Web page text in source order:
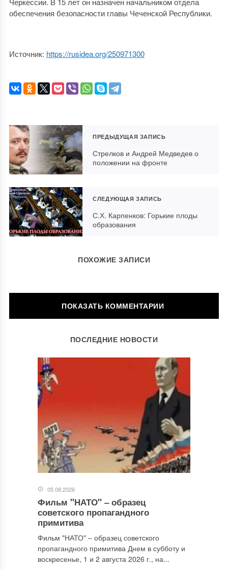
обеспечения безопасности главы Чеченской Республики.
Источник: https://rusidea.org/250971300
ПРЕДЫДУЩАЯ ЗАПИСЬ
Стрелков и Андрей Медведев о
положении на фронте
СЛЕДУЮЩАЯ ЗАПИСЬ
С.Х. Карпенков: Горькие плоды
образования
ПОХОЖИЕ ЗАПИСИ
ОСТАВИТЬ КОММЕНТАРИЙ
Комментарий*
ПОСЛЕДНИЕ НОВОСТИ
05.08.2026
Фильм "НАТО" ‒ образец
советского пропагандного
примитива
Фильм "НАТО" ‒ образец советского
пропагандного примитива Днем в субботу и
воскресенье, 1 и 2 августа 2026 г., на...